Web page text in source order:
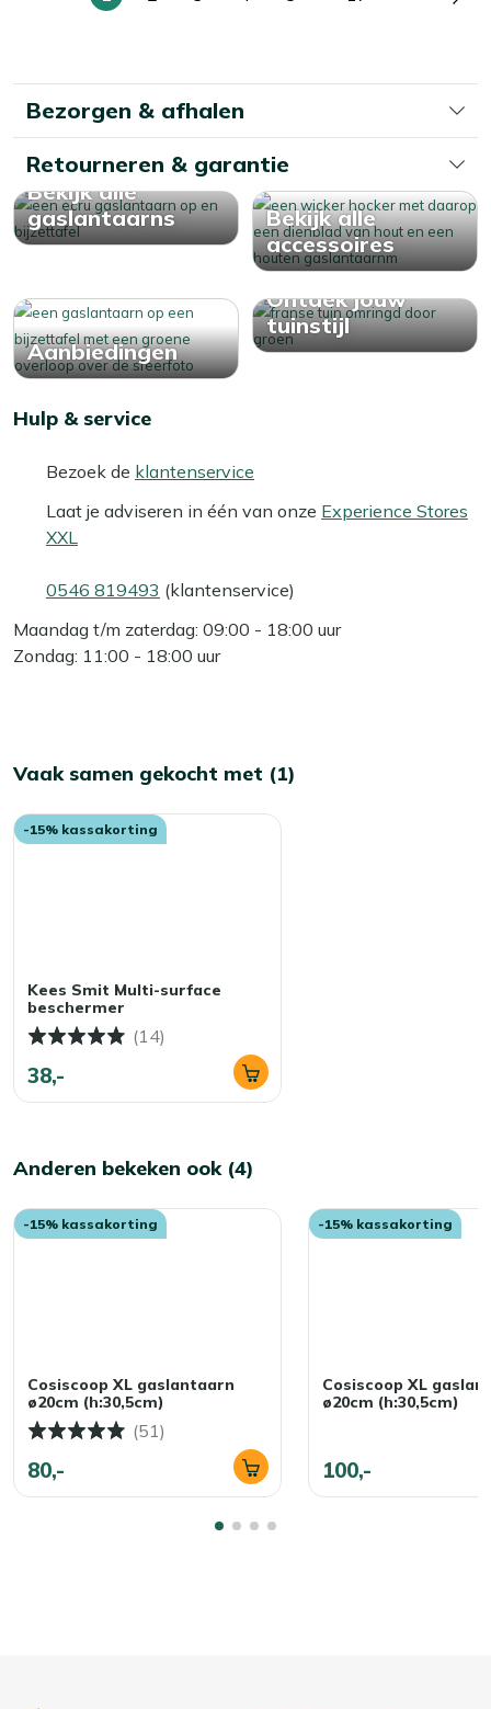
U
pagina
PaginaPaginaPaginaPagina Pagina
Bezorgen & afhalen
Retourneren & garantie
Bekijk alle
gaslantaarns
Bekijk alle
accessoires
Aanbiedingen
Ontdek jouw
tuinstijl
Hulp & service
Bezoek de klantenservice
Laat je adviseren in één van onze Experience Stores
XXL
0546 819493 (klantenservice)
Maandag t/m zaterdag: 09:00 - 18:00 uur
Zondag: 11:00 - 18:00 uur
Vaak samen gekocht met (1)
-15% kassakorting
Kees Smit Multi-surface
beschermer
(14)
38,-
Anderen bekeken ook (4)
-15% kassakorting
Cosiscoop XL gaslantaarn
ø20cm (h:30,5cm)
(51)
80,-
-15% kassakorting
Cosiscoop XL
ø20cm (h:30,5cm)
100,-